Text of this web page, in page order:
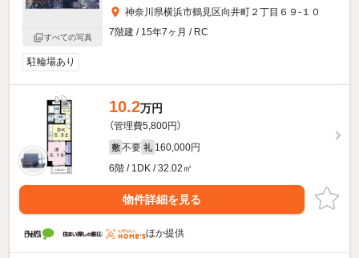
すべての写真
神奈川県横浜市鶴見区向井町２丁目６９-１０
7階建 / 15年7ヶ月 / RC
駐輪場あり
10.2万円
（管理費5,800円）
敷 不要 礼 160,000円
6階 / 1DK / 32.02㎡
物件詳細を見る
ほか提供